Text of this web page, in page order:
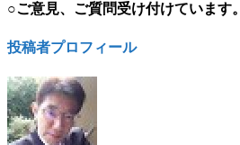
○ご意見、ご質問受け付けています。
投稿者プロフィール